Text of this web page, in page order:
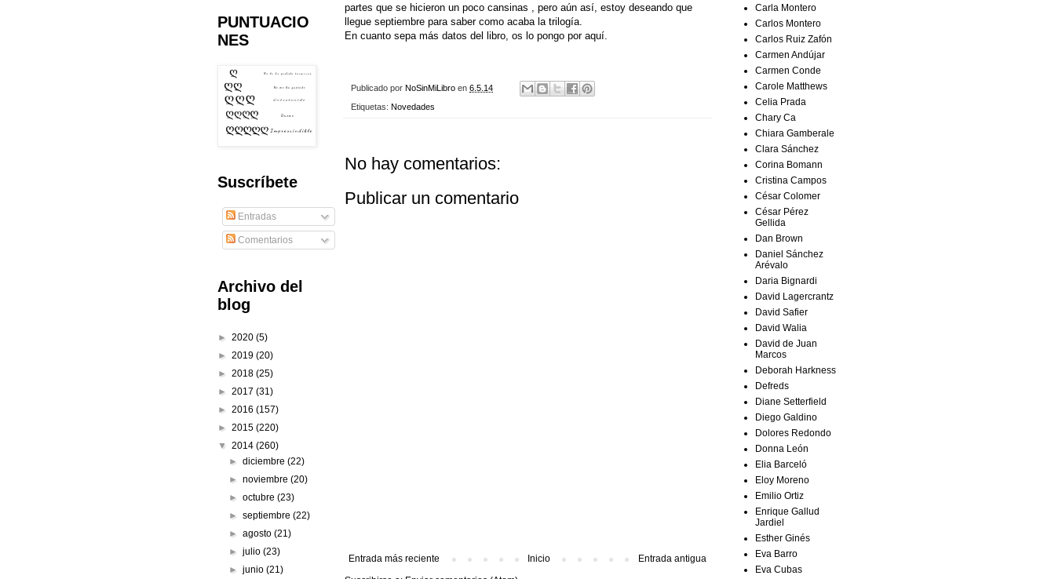
partes que se hicieron un poco cansinas , pero aún así, estoy deseando que
llegue septiembre para saber como acaba la trilogía.
En cuanto sepa más datos del libro, os lo pongo por aquí.
Publicado por NoSinMiLibro en 6.5.14
Etiquetas: Novedades
No hay comentarios:
Publicar un comentario
Entrada más reciente Entrada antigua
Inicio
PUNTUACIO
NES
Suscríbete
Entradas
Comentarios
Archivo del
blog
► 2020 (5)
► 2019 (20)
► 2018 (25)
► 2017 (31)
► 2016 (157)
► 2015 (220)
▼ 2014 (260)
►diciembre(22)
►noviembre(20)
►octubre(23)
►septiembre(22)
►agosto(21)
►julio(23)
►junio(21)
Carla Montero
Carlos Montero
Carlos Ruiz Zafón
Carmen Andújar
Carmen Conde
Carole Matthews
Celia Prada
Chary Ca
Chiara Gamberale
Clara Sánchez
Corina Bomann
Cristina Campos
César Colomer
César Pérez
Gellida
Dan Brown
Daniel Sánchez
Arévalo
Daria Bignardi
David Lagercrantz
David Safier
David Walia
David de Juan
Marcos
Deborah Harkness
Defreds
Diane Setterfield
Diego Galdino
Dolores Redondo
Donna León
Elia Barceló
Eloy Moreno
Emilio Ortiz
Enrique Gallud
Jardiel
Esther Ginés
Eva Barro
Eva Cubas